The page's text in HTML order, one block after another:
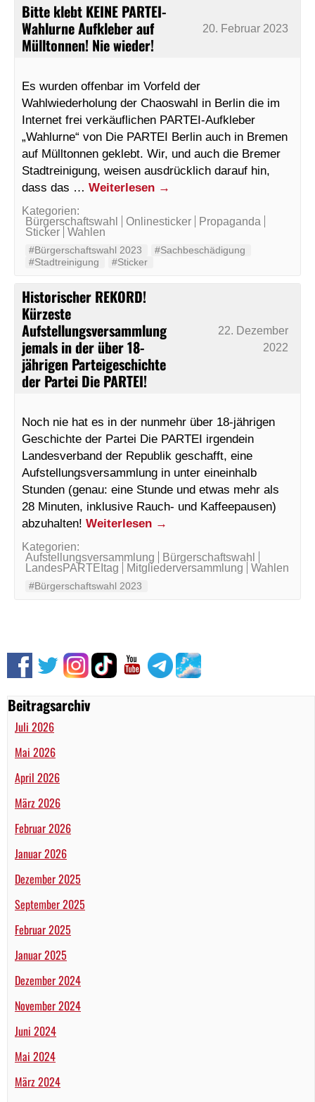
Beitragsarchiv
Juli 2026
Mai 2026
April 2026
März 2026
Februar 2026
Januar 2026
Dezember 2025
September 2025
Februar 2025
Januar 2025
Dezember 2024
November 2024
Juni 2024
Mai 2024
März 2024
Bitte klebt KEINE PARTEI-
Wahlurne Aufkleber auf
Mülltonnen! Nie wieder!
20. Februar 2023
Es wurden offenbar im Vorfeld der
Wahlwiederholung der Chaoswahl in Berlin die im
Internet frei verkäuflichen PARTEI-Aufkleber
„Wahlurne“ von Die PARTEI Berlin auch in Bremen
auf Mülltonnen geklebt. Wir, und auch die Bremer
Stadtreinigung, weisen ausdrücklich darauf hin,
dass das … Weiterlesen →
Kategorien:
Bürgerschaftswahl
Onlinesticker
Propaganda
Sticker
Wahlen
#Bürgerschaftswahl 2023
#Sachbeschädigung
#Stadtreinigung
#Sticker
Historischer REKORD!
Kürzeste
Aufstellungsversammlung
jemals in der über 18-
jährigen Parteigeschichte
der Partei Die PARTEI!
22. Dezember
2022
Noch nie hat es in der nunmehr über 18-jährigen
Geschichte der Partei Die PARTEI irgendein
Landesverband der Republik geschafft, eine
Aufstellungsversammlung in unter eineinhalb
Stunden (genau: eine Stunde und etwas mehr als
28 Minuten, inklusive Rauch- und Kaffeepausen)
abzuhalten! Weiterlesen →
Kategorien:
Aufstellungsversammlung
Bürgerschaftswahl
LandesPARTEItag
Mitgliederversammlung Wahlen
#Bürgerschaftswahl 2023